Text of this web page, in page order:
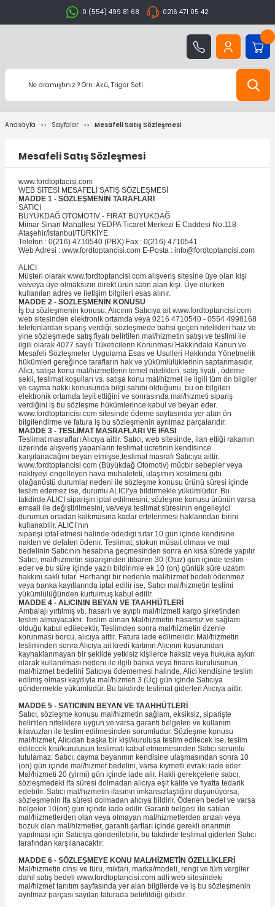
0 (554) 499 81 68 0216 471 05 42
Anasayfa Sayfalar Mesafeli Satış Sözleşmesi
Mesafeli Satış Sözleşmesi
www.fordtoptacisi.com
WEB SİTESİ MESAFELİ SATIŞ SÖZLEŞMESİ
MADDE 1 - SÖZLEŞMENİN TARAFLARI
SATICI
BÜYÜKDAĞ OTOMOTİV - FIRAT BÜYÜKDAĞ
Mimar Sinan Mahallesi YEDPA Ticaret Merkezi E Caddesi No:118
Ataşehir/İstanbul/TÜRKİYE
Telefon : 0(216) 4710540 (PBX) Fax : 0(216) 4710541
Web Adresi : www.fordtoptancisi.com E-Posta : info@fordtoptancisi.com
ALICI
Müşteri olarak www.fordtoptancisi.com alışveriş sitesine üye olan kişi
ve/veya üye olmaksızın direkt ürün satın alan kişi. Üye olurken
kullanılan adres ve iletişim bilgileri esas alınır.
MADDE 2 - SÖZLEŞMENİN KONUSU
İş bu sözleşmenin konusu, Alıcının Satıcıya ait www.fordtoptancisi.com
web sitesinden elektronik ortamda veya 0216 4710540 - 0554 4998168
telefonlardan sipariş verdiği, sözleşmede bahsi geçen nitelikleri haiz ve
yine sözleşmede satış fiyatı belirtilen mal/hizmetin satışı ve teslimi ile
ilgili olarak 4077 sayılı Tüketicilerin Korunması Hakkındaki Kanun ve
Mesafeli Sözleşmeler Uygulama Esas ve Usulleri Hakkında Yönetmelik
hükümleri gereğince tarafların hak ve yükümlülüklerinin saptanmasıdır.
Alıcı, satışa konu mal/hizmetlerin temel nitelikleri, satış fiyatı , ödeme
sekli, teslimat koşulları vs. satışa konu mal/hizmet ile ilgili tüm ön bilgiler
ve cayma hakkı konusunda bilgi sahibi olduğunu, bu ön bilgileri
elektronik ortamda teyit ettiğini ve sonrasında mal/hizmeti sipariş
verdiğini iş bu sözleşme hükümlerince kabul ve beyan eder.
www.fordtoptancisi.com sitesinde ödeme sayfasında yer alan ön
bilgilendirme ve fatura iş bu sözleşmenin ayrılmaz parçalarıdır.
MADDE 3 - TESLİMAT MASRAFLARI VE İFASI
Teslimat masrafları Alıcıya aittir. Satıcı, web sitesinde, ilan ettiği rakamın
üzerinde alışveriş yapanların teslimat ücretinin kendisince
karşılanacağını beyan etmişse,teslimat masrafı Satıcıya aittir.
www.fordtoptancisi.com (Büyükdağ Otomotiv) mücbir sebepler veya
nakliyeyi engelleyen hava muhalefeti, ulaşımın kesilmesi gibi
olağanüstü durumlar nedeni ile sözleşme konusu ürünü süresi içinde
teslim edemez ise, durumu ALICI’ya bildirmekle yükümlüdür. Bu
takdirde ALICI siparişin iptal edilmesini, sözleşme konusu ürünün varsa
emsali ile değiştirilmesini, ve/veya teslimat süresinin engelleyici
durumun ortadan kalkmasına kadar ertelenmesi haklarından birini
kullanabilir. ALICI’nın
siparişi iptal etmesi halinde ödedigi tutar 10 gün içinde kendisine
nakten ve defaten ödenir. Teslimat; stokun müsait olması ve mal
bedelinin Satıcının hesabına geçmesinden sonra en kısa sürede yapılır.
Satıcı, mal/hizmetin siparişinden itibaren 30 (Otuz) gün içinde teslim
eder ve bu süre içinde yazılı bildirimle ek 10 (on) günlük süre uzatım
hakkını saklı tutar. Herhangi bir nedenle mal/hizmet bedeli ödenmez
veya banka kayıtlarında iptal edilir ise, Satıcı mal/hizmetin teslimi
yükümlülüğünden kurtulmuş kabul edilir.
MADDE 4 - ALICININ BEYAN VE TAAHHÜTLERİ
Ambalajı yırtılmış vb. hasarlı ve ayıplı mal/hizmeti kargo şirketinden
teslim almayacaktır. Teslim alınan Mal/hizmetin hasarsız ve sağlam
olduğu kabul edilecektir. Teslimden sonra mal/hizmetin özenle
korunması borcu, alıcıya aittir. Fatura iade edilmelidir. Mal/hizmetin
tesliminden sonra Alıcıya ait kredi kartının Alıcının kusurundan
kaynaklanmayan bir şekilde yetkisiz kişilerce haksiz veya hukuka aykırı
olarak kullanılması nedeni ile ilgili banka veya finans kurulusunun
mal/hizmet bedelini Satıcıya ödememesi halinde, Alici kendisine teslim
edilmiş olması kaydıyla mal/hizmeti 3 (Üç) gün içinde Satıcıya
göndermekle yükümlüdür. Bu takdirde teslimat giderleri Alıcıya aittir.
MADDE 5 - SATICININ BEYAN VE TAAHHÜTLERİ
Satıcı, sözleşme konusu mal/hizmetin sağlam, eksiksiz, siparişte
belirtilen niteliklere uygun ve varsa garanti belgeleri ve kullanım
kılavuzları ile teslim edilmesinden sorumludur. Sözleşme konusu
mal/hizmet, Alıcıdan başka bir kişi/kuruluşa teslim edilecek ise, teslim
edilecek kisi/kurulusun teslimatı kabul etmemesinden Satıcı sorumlu
tutulamaz. Satıcı, cayma beyanının kendisine ulaşmasından sonra 10
(on) gün içinde mal/hizmet bedelini, varsa kıymetli evrakı iade eder.
Mal/hizmeti 20 (yirmi) gün içinde iade alir. Hakli gerekçelerle satıcı,
sözleşmedeki ifa süresi dolmadan alıcıya eşit kalite ve fiyatta tedarik
edebilir. Satıcı mal/hizmetin ifasının imkansızlaştığını düşünüyorsa,
sözleşmenin ifa süresi dolmadan alıcıya bildirir. Ödenen bedel ve varsa
belgeler 10(on) gün içinde iade edilir. Garanti belgesi ile satılan
mal/hizmetlerden olan veya olmayan mal/hizmetlerden arızalı veya
bozuk olan mal/hizmetler, garanti şartları içinde gerekli onarımın
yapılması için Satıcıya gönderilebilir, bu takdirde teslimat giderleri Satıcı
tarafından karşılanacaktır.
MADDE 6 - SÖZLEŞMEYE KONU MAL/HİZMETİN ÖZELLİKLERİ
Mal/hizmetin cinsi ve türü, miktarı, marka/modeli, rengi ve tüm vergiler
dahil satış bedeli www.fordtoptancisi.com adli web sitesindeki
mal/hizmet tanıtım sayfasında yer alan bilgilerde ve iş bu sözleşmenin
ayrılmaz parçası sayılan faturada belirtildiği gibidir.